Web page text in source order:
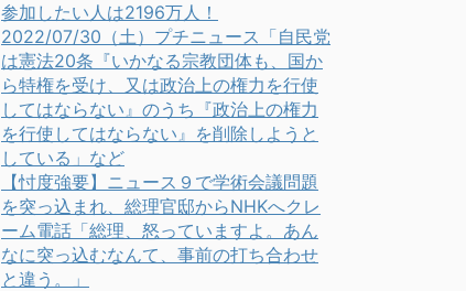
参加したい人は2196万人！
2022/07/30（土）プチニュース「自民党
は憲法20条『いかなる宗教団体も、国か
ら特権を受け、又は政治上の権力を行使
してはならない』のうち『政治上の権力
を行使してはならない』を削除しようと
している」など
【忖度強要】ニュース９で学術会議問題
を突っ込まれ、総理官邸からNHKへクレ
ーム電話「総理、怒っていますよ。あん
なに突っ込むなんて、事前の打ち合わせ
と違う。」